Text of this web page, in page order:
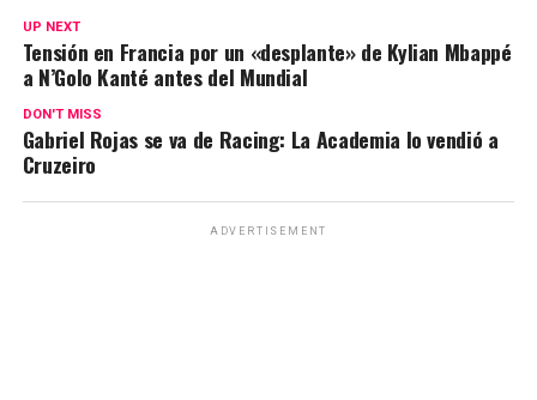
s
A
p
p
o
k
a
n
ar
UP NEXT
Tensión en Francia por un «desplante» de Kylian Mbappé
a N’Golo Kanté antes del Mundial
DON'T MISS
Gabriel Rojas se va de Racing: La Academia lo vendió a
Cruzeiro
ADVERTISEMENT